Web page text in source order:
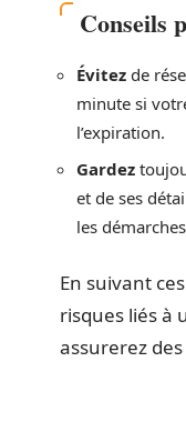
Conseils
Évitez de
minute si
l’expiration.
Gardez
et de ses
les
En suivant
risques liés à
assurerez